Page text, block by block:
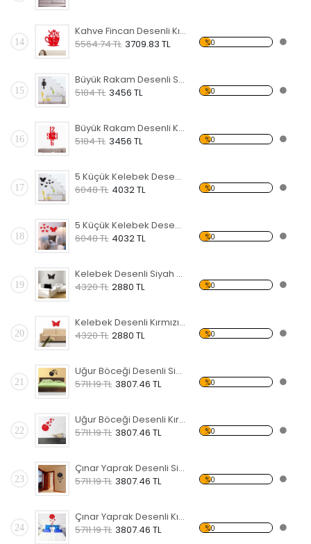
14
Kahve Fincan Desenli Kırmızı Dekoratif Duvar Saati
5564.74 TL 3709.83 TL %0
15
Büyük Rakam Desenli Siyah Dekoratif Duvar Saati
5184 TL 3456 TL %0
16
Büyük Rakam Desenli Kırmızı Dekoratif Duvar Saati
5184 TL 3456 TL %0
17
5 Küçük Kelebek Desenli Siyah Dekoratif Duvar Saati
6048 TL 4032 TL %0
18
5 Küçük Kelebek Desenli Kırmızı Dekoratif Duvar Saati
6048 TL 4032 TL %0
19
Kelebek Desenli Siyah Dekoratif Duvar Saati
4320 TL 2880 TL %0
20
Kelebek Desenli Kırmızı Dekoratif Duvar Saati
4320 TL 2880 TL %0
21
Uğur Böceği Desenli Siyah Dekoratif Duvar Saati
5711.19 TL 3807.46 TL %0
22
Uğur Böceği Desenli Kırmızı Dekoratif Duvar Saati
5711.19 TL 3807.46 TL %0
23
Çınar Yaprak Desenli Siyah Dekoratif Duvar Saati
5711.19 TL 3807.46 TL %0
24
Çınar Yaprak Desenli Kırmızı Dekoratif Duvar Saati
5711.19 TL 3807.46 TL %0